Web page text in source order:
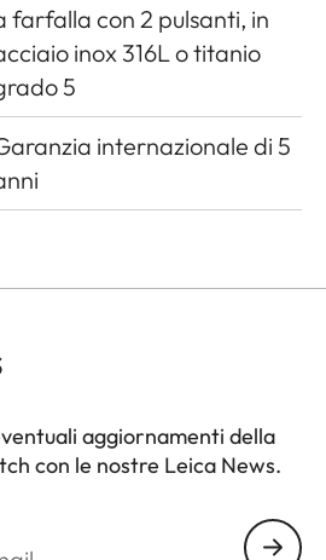
farfalla con 2 pulsanti, in
inox 316L o titanio
5
internazionale di 5
aggiornamenti della
con le nostre Leica News.